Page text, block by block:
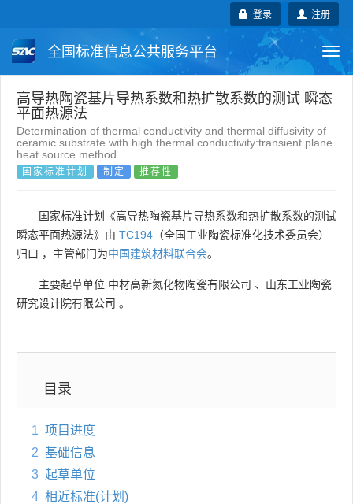
注册
登录
全国标准信息公共服务平台
国家标准 行业标准 地方标准
团体标准 企业标准 国际标准
国外标准 技术委员会
高导热陶瓷基片导热系数和热扩散系数的测试 瞬态
平面热源法
Determination of thermal conductivity and thermal diffusivity of
ceramic substrate with high thermal conductivity:transient plane
heat source method
国家标准计划 制定 推荐性
国家标准计划《高导热陶瓷基片导热系数和热扩散系数的测试
瞬态平面热源法》由 TC194 （全国工业陶瓷标准化技术委员会）
归口 ，主管部门为中国建筑材料联合会。
主要起草单位 中材高新氮化物陶瓷有限公司 、 山东工业陶瓷
研究设计院有限公司 。
目录
1 项目进度
2 基础信息
3 起草单位
4 相近标准(计划)